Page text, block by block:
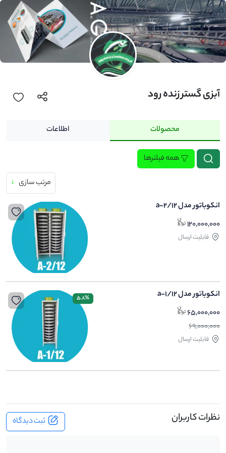
آبزی گستر زنده رود
محصولات اطلاعات
همه فیلترها
مرتب سازی ↓
انکوباتور مدل a-2/12
120,000,000
قابلیت ارسال
انکوباتور مدل a-1/12
65,000,000
69,000,000
قابلیت ارسال
5.8%
نظرات کاربران ثبت دیدگاه